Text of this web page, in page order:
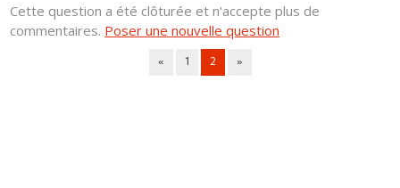
Cette question a été clôturée et n'accepte plus de
commentaires. Poser une nouvelle question
« 1 2 »